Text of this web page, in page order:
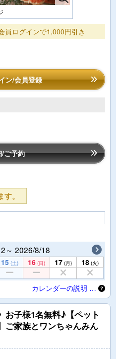
員ログインで1,000円引き
ン/会員登録
/ご予約
。
～ 2026/8/18
15 (土) 16 (日) 17 (月) 18 (火)
カレンダーの説明 …
お子様1名無料♪【ペット
ご家族とワンちゃんみん